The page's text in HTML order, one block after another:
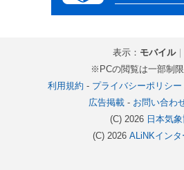
表示： モバイル｜
※PCの閲覧は一部制
利用規約 - プライバシーポリシー
広告掲載- お問い合わ
(C) 2026 日本気
(C) 2026 ALiNKインタ